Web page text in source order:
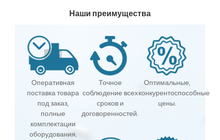
Наши преимущества
Оперативная
поставка товара
под заказ,
полные
комплектации
оборудования.
Точное
соблюдение всех
сроков и
договоренностей.
Оптимальные,
конкурентоспособные
цены.